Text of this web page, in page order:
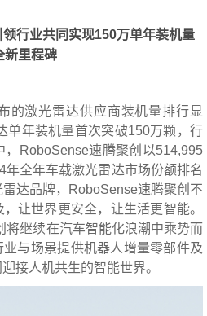
行业共同实现150万单年装机量
新里程碑
的激光雷达供应商装机量排行显
单年装机量首次突破150万颗，行
，RoboSense速腾聚创以514,995
全年车载激光雷达市场份额排名
达品牌，RoboSense速腾聚创不
让世界更安全，让生活更智能。
将继续在汽车智能化浪潮中乘势而
业与场景提供机器人增量零部件及
接人机共生的智能世界。